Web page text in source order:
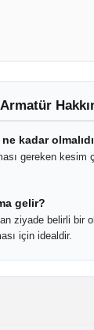
kadar
gereken kesim
gelir?
ziyade belirli bir
için idealdir.